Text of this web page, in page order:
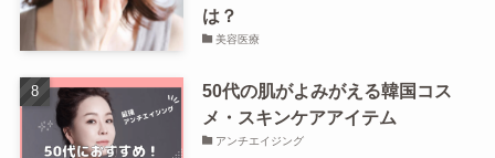
は？
美容医療
50代の肌がよみがえる韓国コス
メ・スキンケアアイテム
アンチエイジング